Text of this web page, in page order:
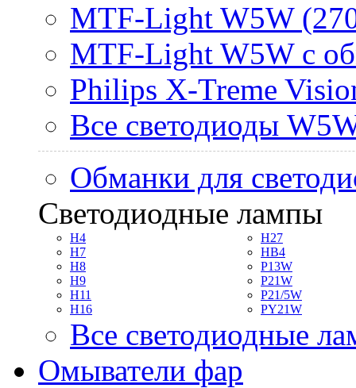
MTF-Light W5W
MTF-Light W5W с
Philips X-Treme
Все светодиоды
Обманки для
Светодиодные лампы
H4
H7
H8
H9
H11
H16
H27
HB4
P13W
P21W
P21/5W
PY21W
Все светодиодные
Омыватели фар